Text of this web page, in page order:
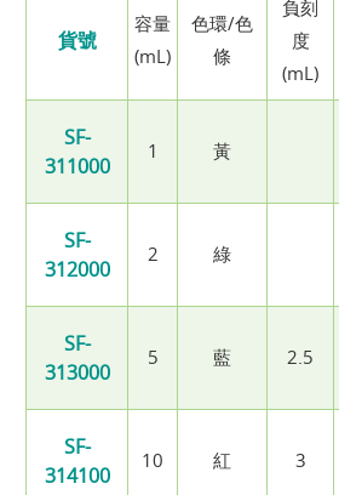
貨號
容量
(mL)
色環/色
條
負刻
度
(mL)
SF-
311000
1 黃
SF-
312000
2 綠
SF-
313000
5 藍 2.5
SF-
314100
10 紅 3